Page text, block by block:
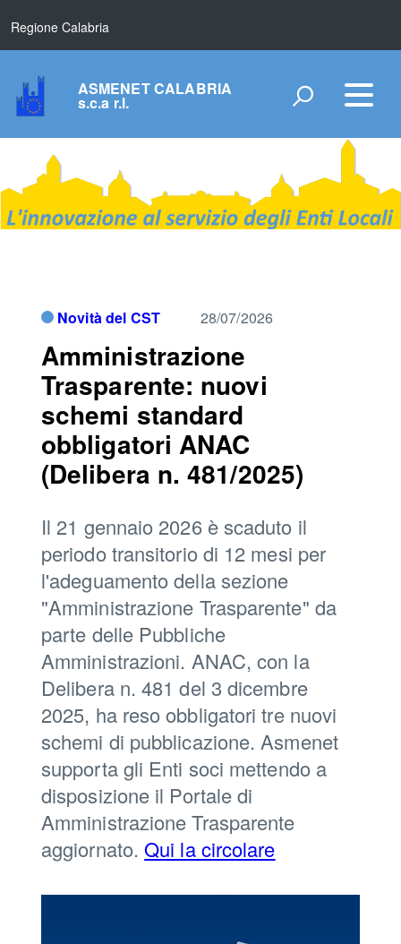
Regione Calabria
ASMENET CALABRIA
s.c.a r.l.
Novità del CST 28/07/2026
Amministrazione
Trasparente: nuovi
schemi standard
obbligatori ANAC
(Delibera n. 481/2025)
Il 21 gennaio 2026 è scaduto il
periodo transitorio di 12 mesi per
l'adeguamento della sezione
"Amministrazione Trasparente" da
parte delle Pubbliche
Amministrazioni. ANAC, con la
Delibera n. 481 del 3 dicembre
2025, ha reso obbligatori tre nuovi
schemi di pubblicazione. Asmenet
supporta gli Enti soci mettendo a
disposizione il Portale di
Amministrazione Trasparente
aggiornato.Qui la circolare